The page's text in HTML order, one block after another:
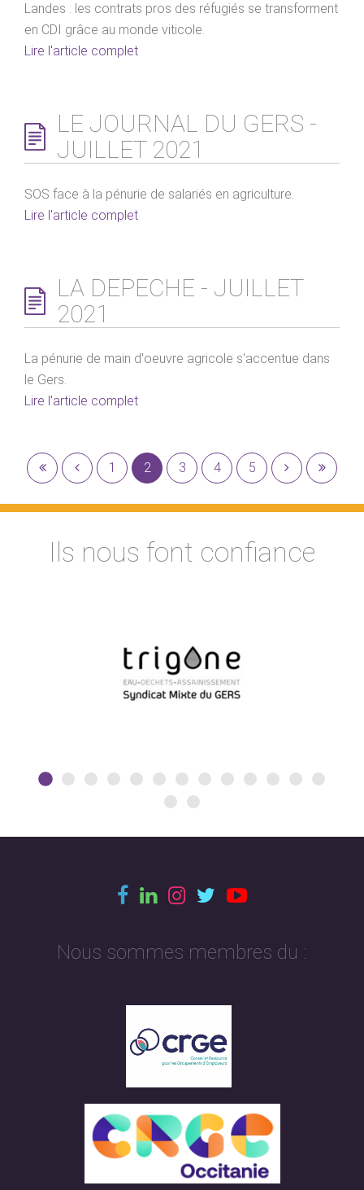
Landes : les contrats pros des réfugiés se transforment
en CDI grâce au monde viticole.
Lire l'article complet
LE JOURNAL DU GERS -
JUILLET 2021
SOS face à la pénurie de salariés en agriculture.
Lire l'article complet
LA DEPECHE - JUILLET
2021
La pénurie de main d'oeuvre agricole s'accentue dans
le Gers.
Lire l'article complet
1 2 3 4 5
Ils nous font confiance
Nous sommes membres du :